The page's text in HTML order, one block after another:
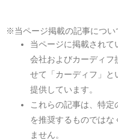
※当ページ掲載の記事につい
当ページに掲載され
会社およびカーディフ
せて「カーディフ」と
提供しています。
これらの記事は、特
を推奨するものではな
ません。